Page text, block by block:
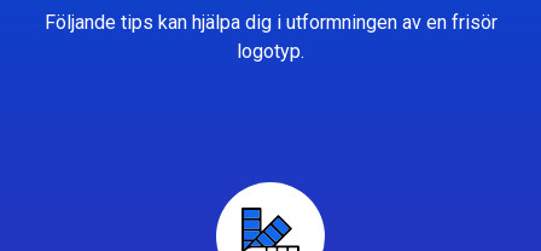
Följande tips kan hjälpa dig i utformningen av en frisör
logotyp.